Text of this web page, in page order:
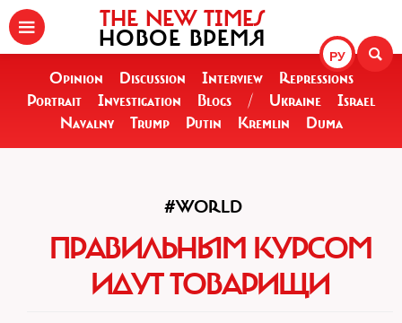
РУ
THE NEW TIMES
НОВОЕ ВРЕМЯ
Opinion Discussion Interview
Repressions
Portrait
Investigation Blogs / Ukraine
Israel
Navalny
Trump Putin Kremlin Duma
#WORLD
ПРАВИЛЬНЫМ КУРСОМ
ИДУТ ТОВАРИЩИ